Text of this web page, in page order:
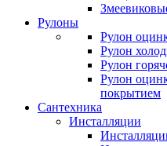
Рулоны
Рулон
Рулон
Рулон
Рулон
покрытием
Сантехника
Инсталляции